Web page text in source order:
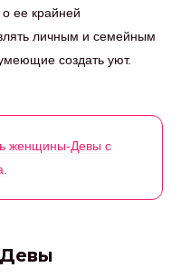
ее крайней
личным и семейным
создать уют.
женщины-Девы с